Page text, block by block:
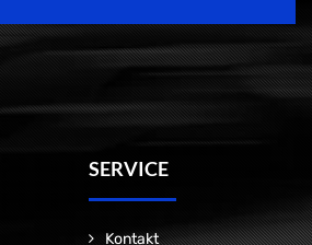
SERVICE
Kontakt